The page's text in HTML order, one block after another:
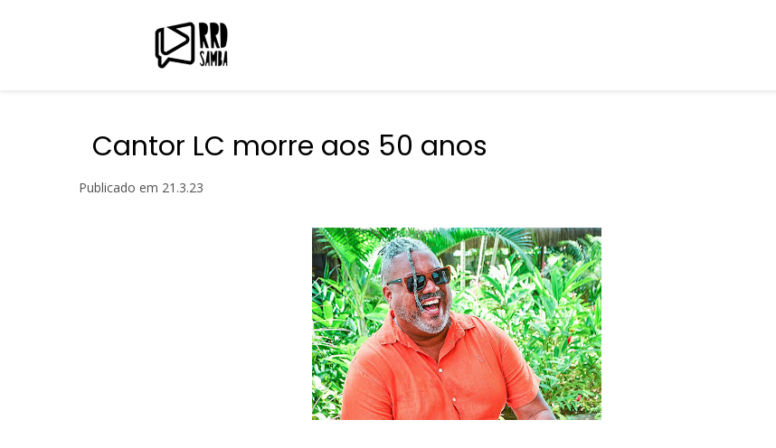
Cantor LC morre aos 50 anos
Publicado em 21.3.23